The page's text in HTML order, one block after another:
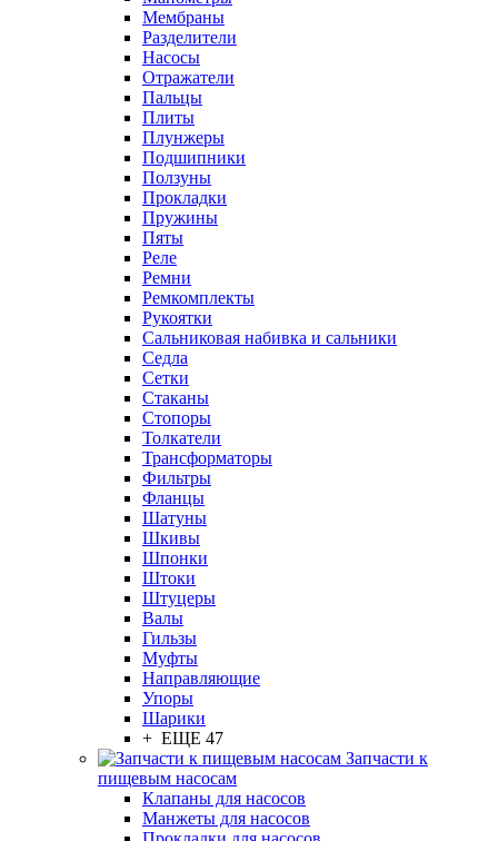
Мембраны
Разделители
Насосы
Отражатели
Пальцы
Плиты
Плунжеры
Подшипники
Ползуны
Прокладки
Пружины
Пяты
Реле
Ремни
Ремкомплекты
Рукоятки
Сальниковая набивка и сальники
Седла
Сетки
Стаканы
Стопоры
Толкатели
Трансформаторы
Фильтры
Фланцы
Шатуны
Шкивы
Шпонки
Штоки
Штуцеры
Валы
Гильзы
Муфты
Направляющие
Упоры
Шарики
+ ЕЩЕ 47
Запчасти к
пищевым насосам
Клапаны для насосов
Манжеты для насосов